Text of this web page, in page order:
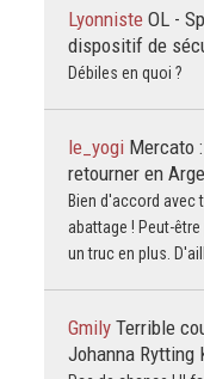
Lyonniste OL -
dispositif de
Débiles en quoi ?
le_yogi Mercato
retourner en
Bien d'accord avec
abattage ! Peut-
un truc en plus.
Gmily Terrible
Johanna Rytting